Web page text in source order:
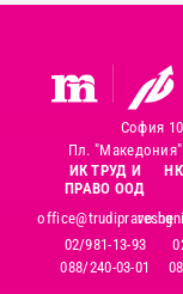
София
Пл.
ИК ТРУД И
ПРАВО ООД
office@trudipravo.bg
02/981-13-93
088/240-03-01